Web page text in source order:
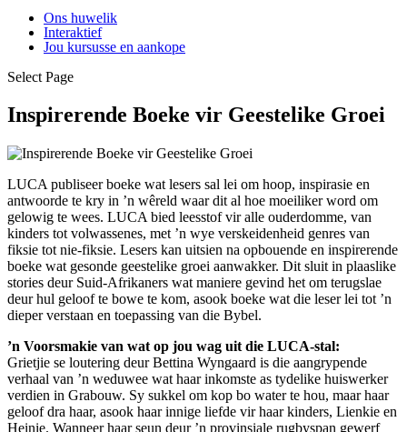
Ons huwelik
Interaktief
Jou kursusse en aankope
Select Page
Inspirerende Boeke vir Geestelike Groei
LUCA publiseer boeke wat lesers sal lei om hoop, inspirasie en
antwoorde te kry in ’n wêreld waar dit al hoe moeiliker word om
gelowig te wees. LUCA bied leesstof vir alle ouderdomme, van
kinders tot volwassenes, met ’n wye verskeidenheid genres van
fiksie tot nie-fiksie. Lesers kan uitsien na opbouende en inspirerende
boeke wat gesonde geestelike groei aanwakker. Dit sluit in plaaslike
stories deur Suid-Afrikaners wat maniere gevind het om terugslae
deur hul geloof te bowe te kom, asook boeke wat die leser lei tot ’n
dieper verstaan en toepassing van die Bybel.
’n Voorsmakie van wat op jou wag uit die LUCA-stal:
Grietjie se loutering deur Bettina Wyngaard is die aangrypende
verhaal van ’n weduwee wat haar inkomste as tydelike huiswerker
verdien in Grabouw. Sy sukkel om kop bo water te hou, maar haar
geloof dra haar, asook haar innige liefde vir haar kinders, Lienkie en
Heinie. Wanneer haar seun deur ’n provinsiale rugbyspan gewerf